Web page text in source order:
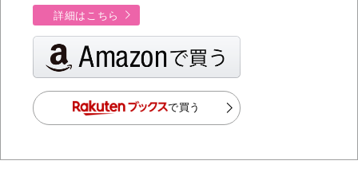
詳細はこちら
で買う